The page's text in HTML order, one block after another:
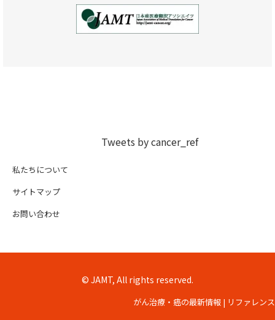
Tweets by cancer_ref
私たちについて
サイトマップ
お問い合わせ
© JAMT, All rights reserved.
がん治療・癌の最新情報 | リファレンス